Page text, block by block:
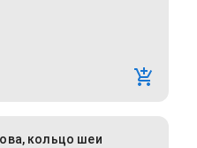
кольцо шеи